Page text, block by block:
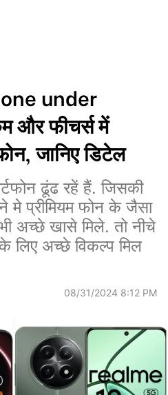
under
और फीचर्स में
जानिए डिटेल
ढूंढ रहें हैं. जिसकी
प्रीमियम फोन के जैसा
अच्छे खासे मिले. तो नीचे
लिए अच्छे विकल्प मिल
08/31/2024 8:12 PM